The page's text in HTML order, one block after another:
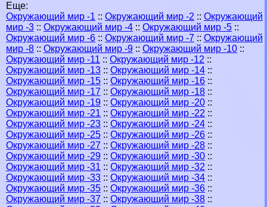
Еще:
Окружающий мир -1 :: Окружающий мир -2 :: Окружающий
мир -3 :: Окружающий мир -4 :: Окружающий мир -5 ::
Окружающий мир -6 :: Окружающий мир -7 :: Окружающий
мир -8 :: Окружающий мир -9 :: Окружающий мир -10 ::
Окружающий мир -11 :: Окружающий мир -12 ::
Окружающий мир -13 :: Окружающий мир -14 ::
Окружающий мир -15 :: Окружающий мир -16 ::
Окружающий мир -17 :: Окружающий мир -18 ::
Окружающий мир -19 :: Окружающий мир -20 ::
Окружающий мир -21 :: Окружающий мир -22 ::
Окружающий мир -23 :: Окружающий мир -24 ::
Окружающий мир -25 :: Окружающий мир -26 ::
Окружающий мир -27 :: Окружающий мир -28 ::
Окружающий мир -29 :: Окружающий мир -30 ::
Окружающий мир -31 :: Окружающий мир -32 ::
Окружающий мир -33 :: Окружающий мир -34 ::
Окружающий мир -35 :: Окружающий мир -36 ::
Окружающий мир -37 :: Окружающий мир -38 ::